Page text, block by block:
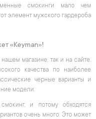
смокинги мало чем
элемент мужского гардероба
«Keyman»!
магазине, так и на сайте.
качества по наиболее
черные варианты и
модели.
и потому обходятся
очень много. Это может